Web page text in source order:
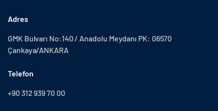
Adres
GMK Bulvarı No:140 / Anadolu Meydanı PK: 06570
Çankaya/ANKARA
Telefon
+90 312 939 70 00